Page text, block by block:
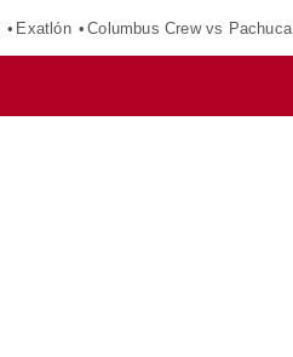
Exatlón Columbus Crew vs Pachuca